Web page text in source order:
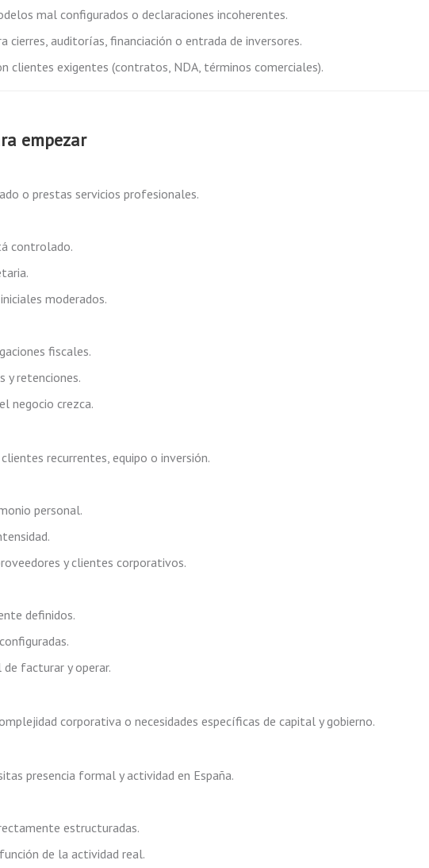
mal configurados o declaraciones incoherentes.
cierres, auditorías, financiación o entrada de inversores.
clientes exigentes (contratos, NDA, términos comerciales).
empezar
o prestas servicios profesionales.
controlado.
moderados.
fiscales.
y retenciones.
negocio crezca.
recurrentes, equipo o inversión.
personal.
y clientes corporativos.
definidos.
facturar y operar.
corporativa o necesidades específicas de capital y gobierno.
presencia formal y actividad en España.
estructuradas.
de la actividad real.